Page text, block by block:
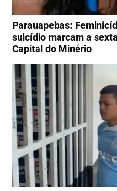
Parauapebas:
suicídio marcam a
Capital do Minério